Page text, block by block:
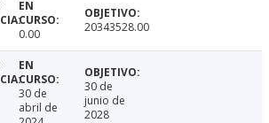
0.00 20343528.00
30 de
abril de
30 de
junio de
2028